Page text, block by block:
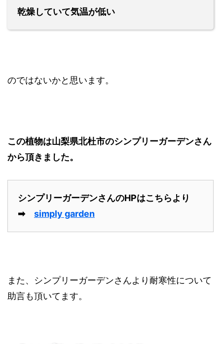
乾燥していて気温が低い
のではないかと思います。
この植物は山梨県北杜市のシンプリーガーデンさん
から頂きました。
シンプリーガーデンさんのHPはこちらより
➡ simply garden
また、シンプリーガーデンさんより耐寒性について
助言も頂いてます。